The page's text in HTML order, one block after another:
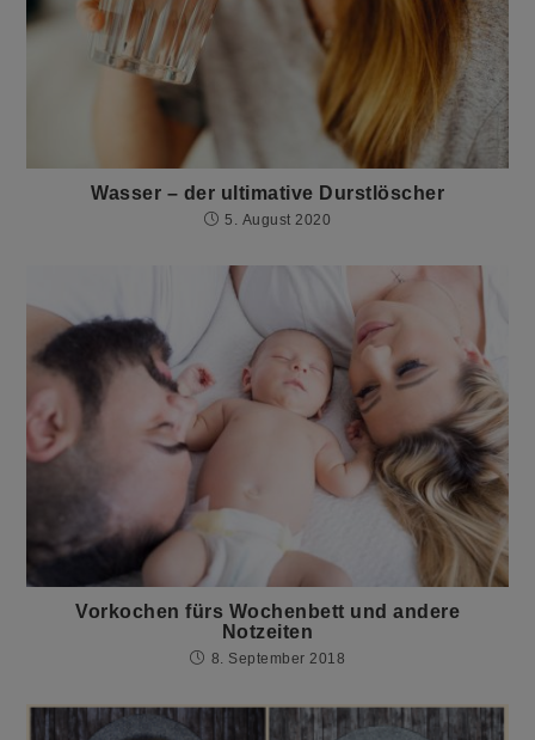
Wasser – der ultimative Durstlöscher
5. August 2020
Vorkochen fürs Wochenbett und andere
Notzeiten
8. September 2018